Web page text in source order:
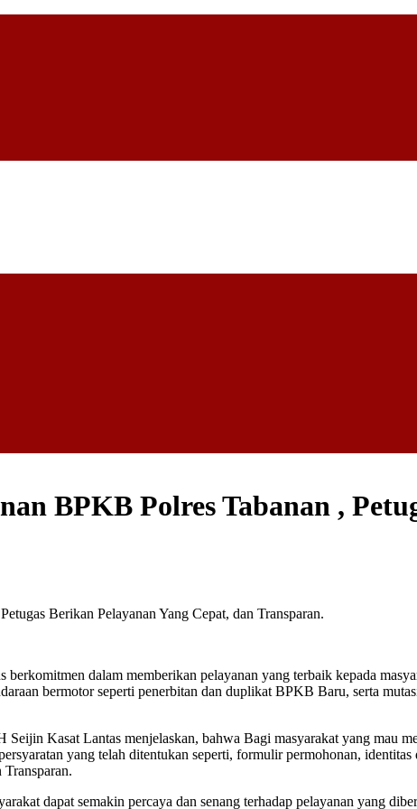
BPKB Polres Tabanan ,
dalam memberikan pelayanan yang terbaik kepada
bermotor seperti penerbitan dan duplikat BPKB Baru, serta
Kasat Lantas menjelaskan, bahwa Bagi masyarakat yang mau
yang telah ditentukan seperti, formulir permohonan,
dapat semakin percaya dan senang terhadap pelayanan yang